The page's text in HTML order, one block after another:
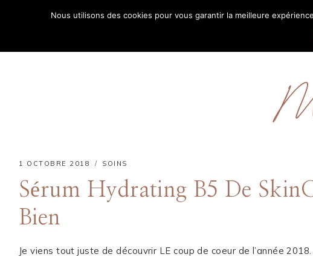
Comment puis-je
1 OCTOBRE 2018 SOINS
Sérum Hydrating B5 De
Bien
Je viens tout juste de découvrir LE coup de coeur de l’année
Nous utilisons des cookies pour vous garantir la meilleure